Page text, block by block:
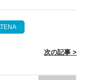
次の記事 >